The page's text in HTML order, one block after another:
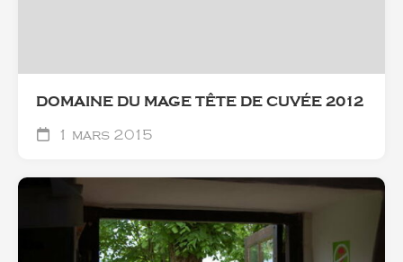
DOMAINE DU MAGE TÊTE DE CUVÉE 2012
1 mars 2015